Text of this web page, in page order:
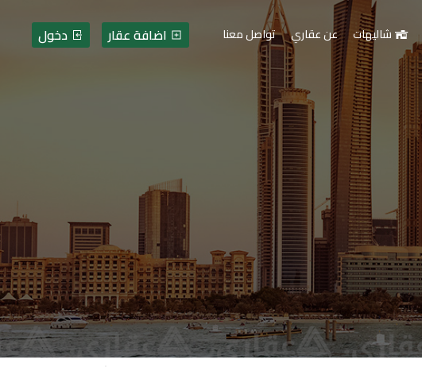
عقارات - فلسطين - قطاع غزة
دخول اضافة عقار شاليهات عن عقاري تواصل معنا